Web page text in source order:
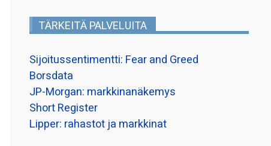
TÄRKEITÄ PALVELUITA
Sijoitussentimentti: Fear and Greed
Borsdata
JP-Morgan: markkinanäkemys
Short Register
Lipper: rahastot ja markkinat